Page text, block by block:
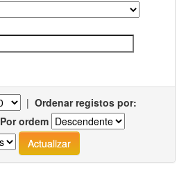
| Ordenar registos por:
Por ordem